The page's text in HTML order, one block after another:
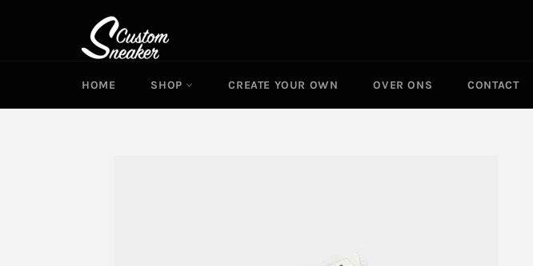
HOME SHOP CREATE YOUR OWN OVER ONS CONTACT